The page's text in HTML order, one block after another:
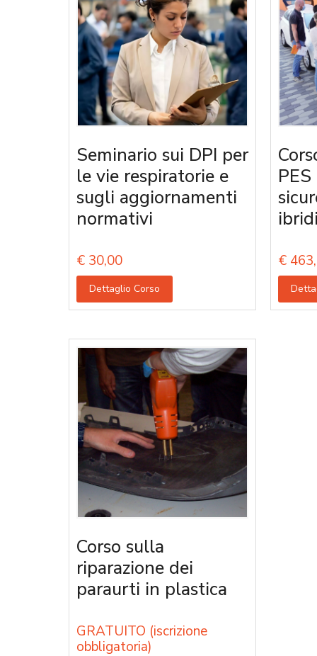
Seminario sui DPI per
le vie respiratorie e
sugli aggiornamenti
normativi
€ 30,00
Dettaglio Corso
€
Corso sulla
riparazione dei
paraurti in plastica
GRATUITO (iscrizione
obbligatoria)